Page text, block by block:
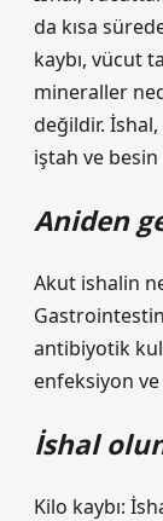
da kısa
kaybı, vücut
mineraller
değildir. İshal,
iştah ve besin
Aniden
Akut ishalin
antibiyotik
enfeksiyon
İshal
Kilo kaybı: